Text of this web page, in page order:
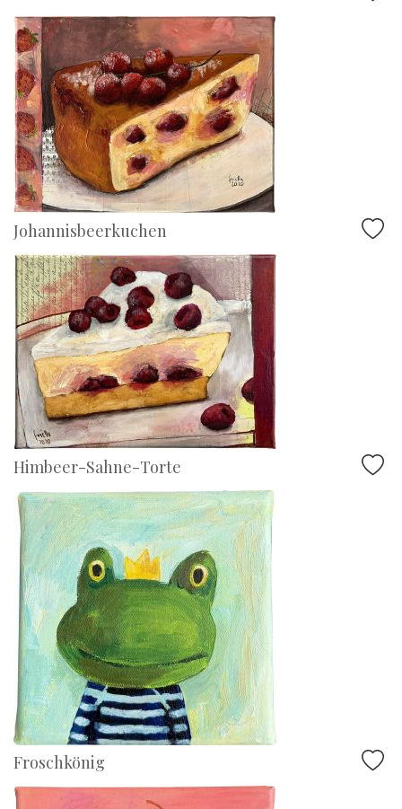
Johannisbeerkuchen
Himbeer-Sahne-Torte
Froschkönig